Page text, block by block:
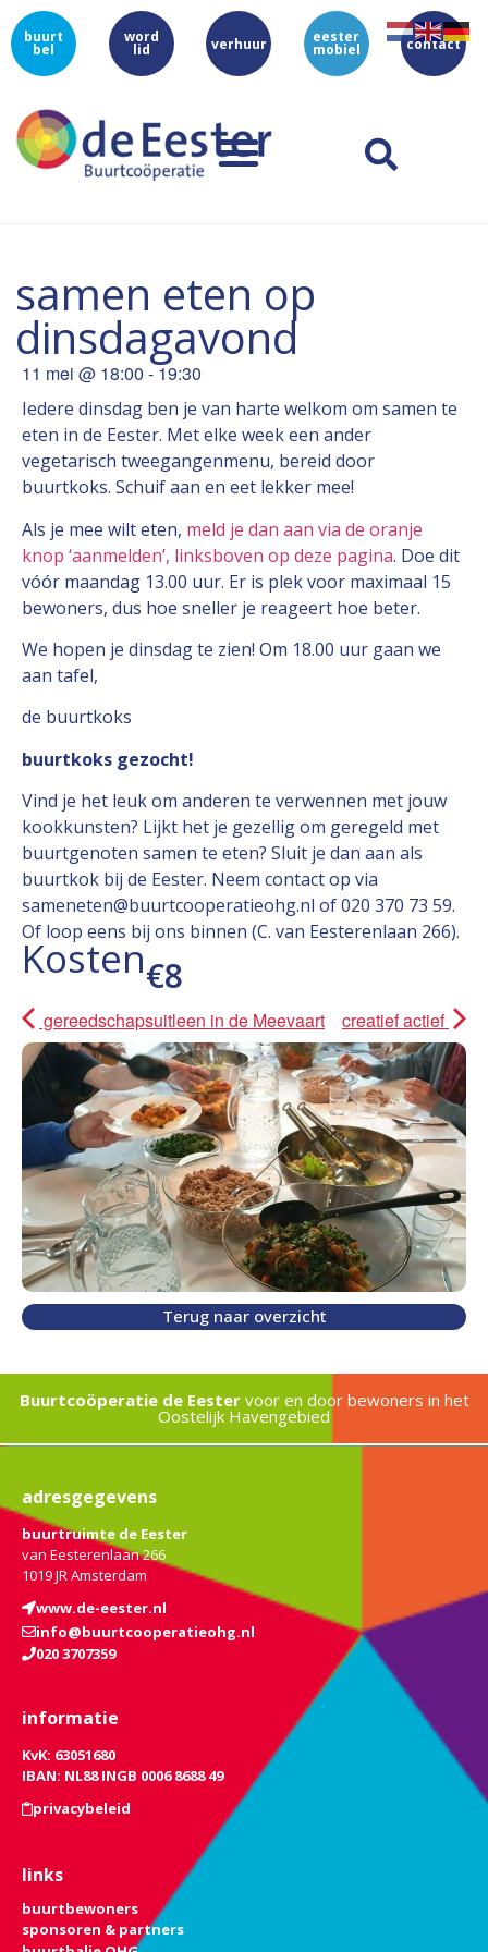
buurt
bel
word
lid verhuur eester
mobiel contact
Terug naar overzicht
samen eten op
dinsdagavond
11 mei @ 18:00 -19:30
Iedere dinsdag ben je van harte welkom om samen te
eten in de Eester. Met elke week een ander
vegetarisch tweegangenmenu, bereid door
buurtkoks. Schuif aan en eet lekker mee!
Als je mee wilt eten, meld je dan aan via de oranje
knop ‘aanmelden’, linksboven op deze pagina. Doe dit
vóór maandag 13.00 uur. Er is plek voor maximaal 15
bewoners, dus hoe sneller je reageert hoe beter.
We hopen je dinsdag te zien! Om 18.00 uur gaan we
aan tafel,
de buurtkoks
buurtkoks gezocht!
Vind je het leuk om anderen te verwennen met jouw
kookkunsten? Lijkt het je gezellig om geregeld met
buurtgenoten samen te eten? Sluit je dan aan als
buurtkok bij de Eester. Neem contact op via
sameneten@buurtcooperatieohg.nl of 020 370 73 59.
Of loop eens bij ons binnen (C. van Eesterenlaan 266).
Kosten€8
gereedschapsuitleen in de Meevaart creatief actief
Buurtcoöperatie de Eestervoor en door bewoners in het
Oostelijk Havengebied
adresgegevens
buurtruimte de Eester
van Eesterenlaan 266
1019 JR Amsterdam
www.de-eester.nl
info@buurtcooperatieohg.nl
020 3707359
informatie
KvK: 63051680
IBAN: NL88 INGB 0006 8688 49
privacybeleid
links
buurtbewoners
sponsoren & partners